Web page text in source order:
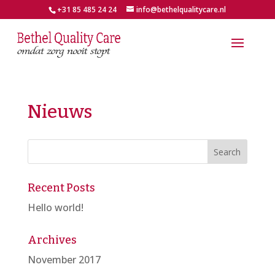
+31 85 485 24 24 info@bethelqualitycare.nl
Nieuws
Recent Posts
Hello world!
Archives
November 2017